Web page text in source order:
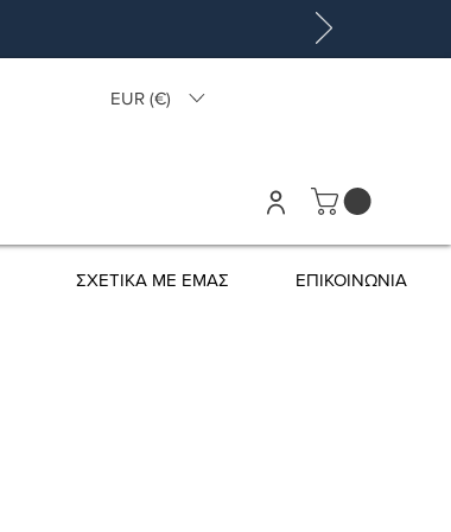
EUR (€)
ΣΧΕΤΙΚΑ ΜΕ ΕΜΑΣ ΕΠΙΚΟΙΝΩΝΙΑ